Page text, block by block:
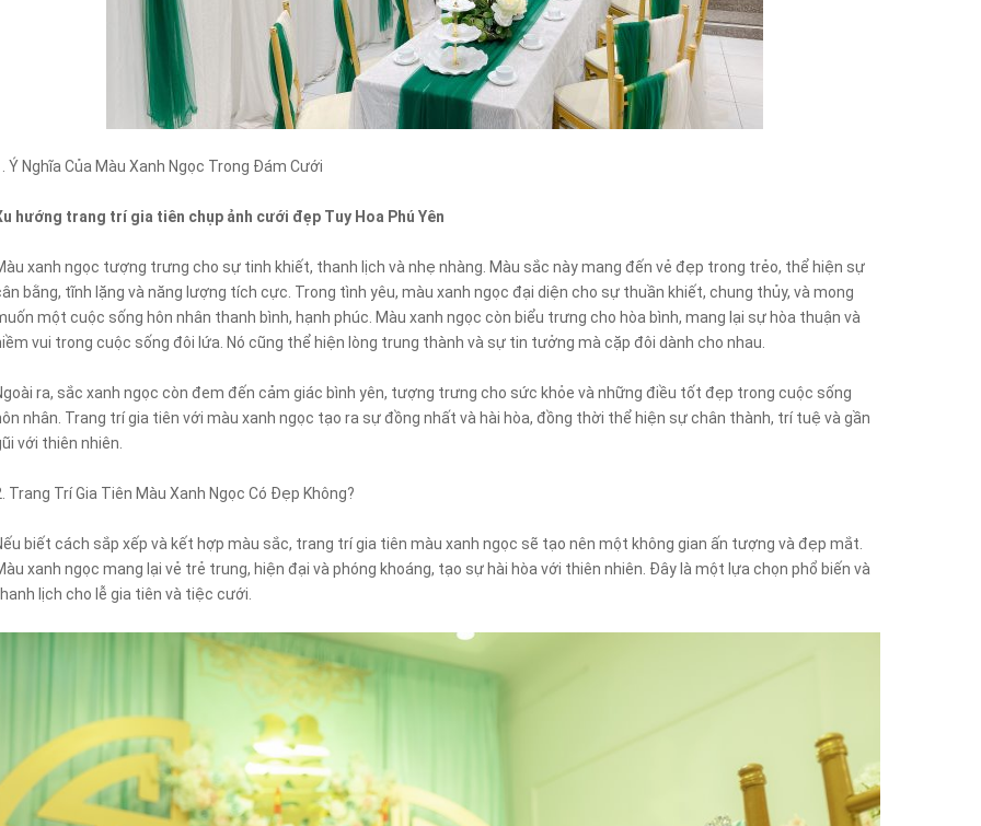
Ý Nghĩa Của Màu Xanh Ngọc Trong Đám Cưới
hướng trang trí gia tiên chụp ảnh cưới đẹp Tuy Hoa Phú Yên
xanh ngọc tượng trưng cho sự tinh khiết, thanh lịch và nhẹ nhàng. Màu sắc này mang đến vẻ đẹp trong trẻo, thể hiện sự
bằng, tĩnh lặng và năng lượng tích cực. Trong tình yêu, màu xanh ngọc đại diện cho sự thuần khiết, chung thủy, và mong
một cuộc sống hôn nhân thanh bình, hạnh phúc. Màu xanh ngọc còn biểu trưng cho hòa bình, mang lại sự hòa thuận và
vui trong cuộc sống đôi lứa. Nó cũng thể hiện lòng trung thành và sự tin tưởng mà cặp đôi dành cho nhau.
ra, sắc xanh ngọc còn đem đến cảm giác bình yên, tượng trưng cho sức khỏe và những điều tốt đẹp trong cuộc sống
nhân. Trang trí gia tiên với màu xanh ngọc tạo ra sự đồng nhất và hài hòa, đồng thời thể hiện sự chân thành, trí tuệ và gần
với thiên nhiên.
Trang Trí Gia Tiên Màu Xanh Ngọc Có Đẹp Không?
biết cách sắp xếp và kết hợp màu sắc, trang trí gia tiên màu xanh ngọc sẽ tạo nên một không gian ấn tượng và đẹp mắt.
xanh ngọc mang lại vẻ trẻ trung, hiện đại và phóng khoáng, tạo sự hài hòa với thiên nhiên. Đây là một lựa chọn phổ biến và
lịch cho lễ gia tiên và tiệc cưới.